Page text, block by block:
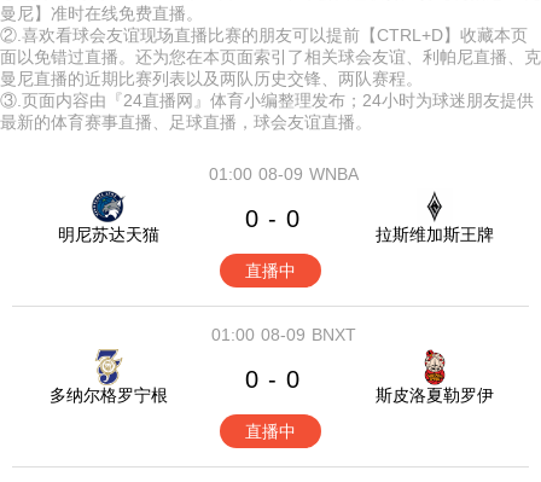
曼尼】准时在线免费直播。
②.喜欢看球会友谊现场直播比赛的朋友可以提前【CTRL+D】收藏本页
面以免错过直播。还为您在本页面索引了相关球会友谊、利帕尼直播、克
曼尼直播的近期比赛列表以及两队历史交锋、两队赛程。
③.页面内容由『24直播网』体育小编整理发布；24小时为球迷朋友提供
最新的体育赛事直播、足球直播，球会友谊直播。
08-09
01:00 WNBA
明尼苏达天猫
0 - 0
拉斯维加斯王牌
直播中
08-09
01:00 BNXT
多纳尔格罗宁根
0 - 0
斯皮洛夏勒罗伊
直播中